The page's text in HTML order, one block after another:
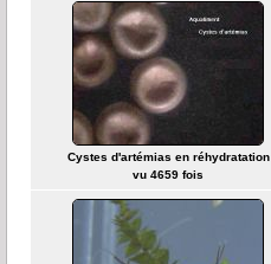
Cystes d'artémias en réhydratation
vu 4659 fois